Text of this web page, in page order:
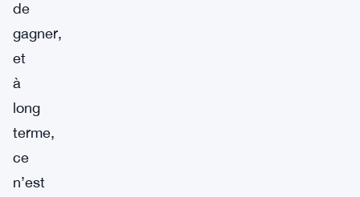
de
gagner,
et
à
long
terme,
ce
n’est